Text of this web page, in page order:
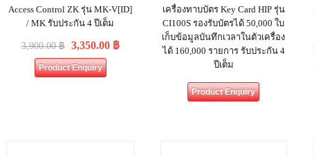
Access Control ZK รุ่น MK-V[ID]
/ MK รับประกัน 4 ปีเต็ม
3,900.00฿ 3,350.00 ฿
Product Enquiry
เครื่องทาบบัตร Key Card HIP รุ่น
CI100S รองรับบัตรได้ 50,000 ใบ
เก็บข้อมูลบันทึกเวลาในตัวเครื่อง
ได้ 160,000 รายการ รับประกัน 4
ปีเต็ม
Product Enquiry